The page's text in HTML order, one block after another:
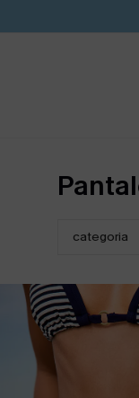
categoria